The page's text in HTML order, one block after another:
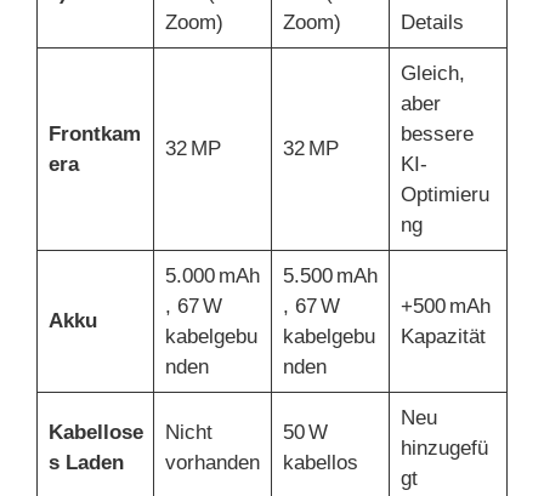
Zoom)
Zoom)
Details
Frontkam
era
32 MP 32 MP
Gleich,
aber
bessere
KI-
Optimieru
ng
Akku
5.000 mAh
, 67 W
kabelgebu
nden
5.500 mAh
, 67 W
kabelgebu
nden
+500 mAh
Kapazität
Kabellose
s Laden
Nicht
vorhanden
50 W
kabellos
Neu
hinzugefü
gt